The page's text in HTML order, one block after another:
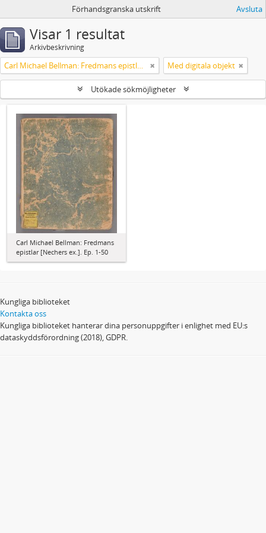
Förhandsgranska utskrift Avsluta
Visar 1 resultat
Arkivbeskrivning
Carl Michael Bellman: Fredmans epistlar [Nechers ex.]. Ep. 1-50 Med digitala objekt
Utökade sökmöjligheter
Carl Michael Bellman: Fredmans
epistlar [Nechers ex.]. Ep. 1-50
Kungliga biblioteket
Kontakta oss
Kungliga biblioteket hanterar dina personuppgifter i enlighet med EU:s
dataskyddsförordning (2018), GDPR.